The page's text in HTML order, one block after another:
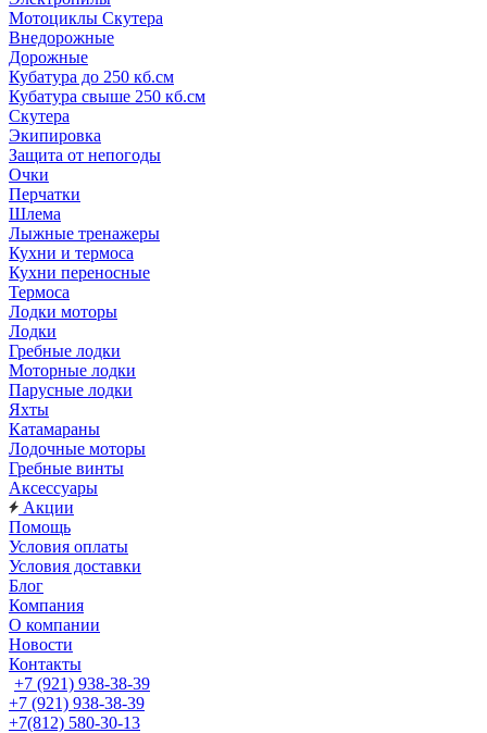
Мотоциклы Скутера
Внедорожные
Дорожные
Кубатура до 250 кб.см
Кубатура свыше 250 кб.см
Скутера
Экипировка
Защита от непогоды
Очки
Перчатки
Шлема
Лыжные тренажеры
Кухни и термоса
Кухни переносные
Термоса
Лодки моторы
Лодки
Гребные лодки
Моторные лодки
Парусные лодки
Яхты
Катамараны
Лодочные моторы
Гребные винты
Аксессуары
Акции
Помощь
Условия оплаты
Условия доставки
Блог
Компания
О компании
Новости
Контакты
+7 (921) 938-38-39
+7 (921) 938-38-39
+7(812) 580-30-13